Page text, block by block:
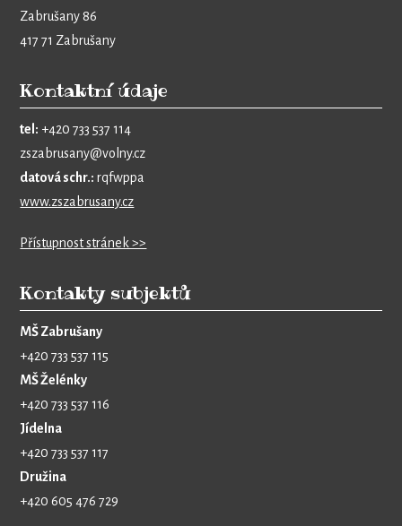
Zabrušany 86
417 71 Zabrušany
Kontaktní údaje
tel: +420 733 537 114
zszabrusany@volny.cz
datová schr.: rqfwppa
www.zszabrusany.cz
Přístupnost stránek >>
Kontakty subjektů
MŠ Zabrušany
+420 733 537 115
MŠ Želénky
+420 733 537 116
Jídelna
+420 733 537 117
Družina
+420 605 476 729